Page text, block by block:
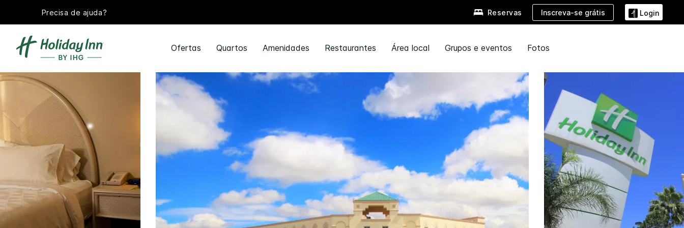
Precisa de ajuda? Reservas Inscreva-se grátis Login
Ofertas Quartos Amenidades Restaurantes Área local Grupos e eventos Fotos